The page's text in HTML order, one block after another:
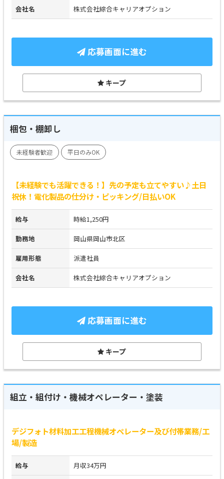
会社名 株式会社綜合キャリアオプション
応募画面に進む
キープ
梱包・棚卸し
未経験者歓迎 平日のみOK
【未経験でも活躍できる！】先の予定も立てやすい♪土日
祝休！電化製品の仕分け・ピッキング/日払いOK
給与 時給1,250円
勤務地 岡山県岡山市北区
雇用形態 派遣社員
会社名 株式会社綜合キャリアオプション
応募画面に進む
キープ
組立・組付け・機械オペレーター・塗装
デジフォト材料加工工程機械オペレーター及び付帯業務/工
場/製造
給与 月収34万円